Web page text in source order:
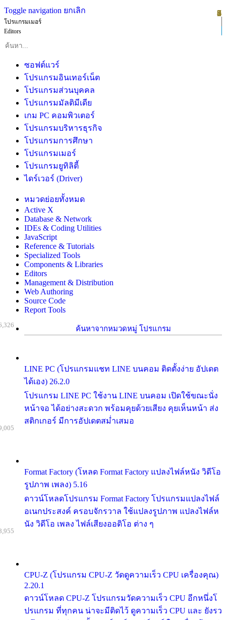
Toggle navigation ยกเลิก
โปรแกรมเมอร์
Editors
ซอฟต์แวร์
โปรแกรมอินเทอร์เน็ต
โปรแกรมส่วนบุคคล
โปรแกรมมัลติมีเดีย
เกม PC คอมพิวเตอร์
โปรแกรมบริหารธุรกิจ
โปรแกรมการศึกษา
โปรแกรมเมอร์
โปรแกรมยูทิลิตี้
ไดร์เวอร์ (Driver)
หมวดย่อยทั้งหมด
Active X
Database & Network
IDEs & Coding Utilities
JavaScript
Reference & Tutorials
Specialized Tools
Components & Libraries
Editors
Management & Distribution
Web Authoring
Source Code
Report Tools
ค้นหาจากหมวดหมู่ โปรแกรม
LINE PC (โปรแกรมแชท LINE บนคอม ติดตั้งง่าย อัปเดต
ได้เอง) 26.2.0
โปรแกรม LINE PC ใช้งาน LINE บนคอม เปิดใช้ขณะนั่ง
หน้าจอ ได้อย่างสะดวก พร้อมคุยด้วยเสียง คุยเห็นหน้า ส่ง
สติกเกอร์ มีการอัปเดตสม่ำเสมอ
Format Factory (โหลด Format Factory แปลงไฟล์หนัง วิดีโอ
รูปภาพ เพลง) 5.16
ดาวน์โหลดโปรแกรม Format Factory โปรแกรมแปลงไฟล์
อเนกประสงค์ ครอบจักรวาล ใช้แปลงรูปภาพ แปลงไฟล์ห
นัง วิดีโอ เพลง ไฟล์เสียงออดิโอ ต่าง ๆ
CPU-Z (โปรแกรม CPU-Z วัดดูความเร็ว CPU เครื่องคุณ)
2.20.1
ดาวน์โหลด CPU-Z โปรแกรมวัดความเร็ว CPU อีกหนึ่งโ
ปรแกรม ที่ทุกคน น่าจะมีติดไว้ ดูความเร็ว CPU และ ยังรว
1
2
3
4
5
6
7
8
9